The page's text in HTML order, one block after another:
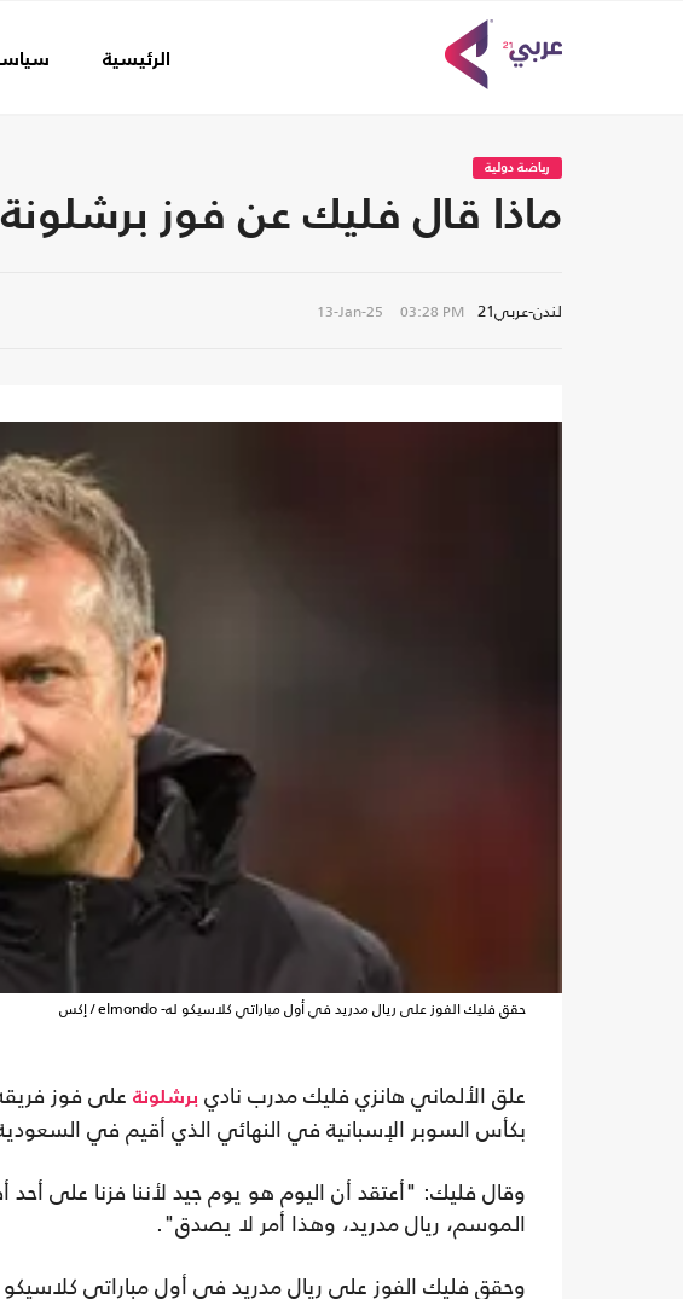
الرئيسية
رياضة دولية
ماذا قال فليك عن فوز
لندن-عربي21 13-Jan-25 03:28 PM
حقق فليك الفوز على ريال مدريد في أول مباراتي كلاسيكو له- elmondo / إكس
علق الألماني هانزي فليك مدرب نادي برشلونة على فوز
بكأس السوبر الإسبانية في النهائي الذي أقيم في
وقال فليك: "أعتقد أن اليوم هو يوم جيد لأننا فزنا على أحد
الموسم، ريال مدريد، وهذا أمر لا يصدق".
وحقق فليك الفوز على ريال مدريد في أول مباراتي